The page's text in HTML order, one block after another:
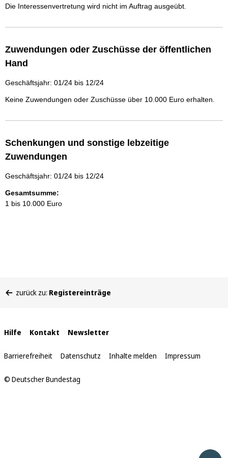
Die Interessenvertretung wird nicht im Auftrag ausgeübt.
Zuwendungen oder Zuschüsse der öffentlichen
Hand
Geschäftsjahr: 01/24 bis 12/24
Keine Zuwendungen oder Zuschüsse über 10.000 Euro erhalten.
Schenkungen und sonstige lebzeitige
Zuwendungen
Geschäftsjahr: 01/24 bis 12/24
Gesamtsumme:
1 bis 10.000 Euro
befinden
zurück zu: Registereinträge
Interne
Links
Hilfe Kontakt Newsletter
Barrierefreiheit Datenschutz Inhalte melden Impressum
© Deutscher Bundestag